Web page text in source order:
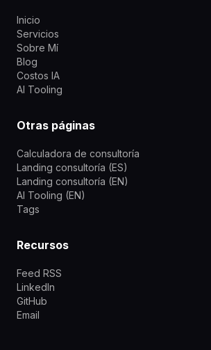
Inicio
Servicios
Sobre Mí
Blog
Costos IA
AI Tooling
Otras páginas
Calculadora de consultoría
Landing consultoría (ES)
Landing consultoría (EN)
AI Tooling (EN)
Tags
Recursos
Feed RSS
LinkedIn
GitHub
Email